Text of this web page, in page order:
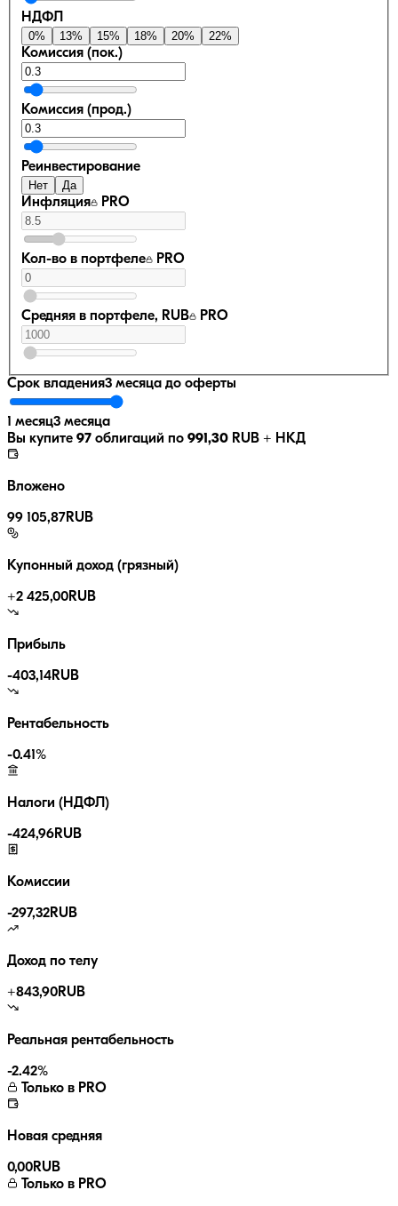
НДФЛ
0% 13% 15% 18% 20% 22%
Комиссия (пок.)
Комиссия (прод.)
Реинвестирование
Нет Да
Инфляция PRO
Кол-во в портфеле PRO
Средняя в портфеле, RUB PRO
Срок владения3 месяца до оферты
1 месяц3 месяца
Вы купите 97 облигаций по 991,30 RUB + НКД
Вложено
99 105,87RUB
Купонный доход (грязный)
+2 425,00RUB
Прибыль
-403,14RUB
Рентабельность
-0.41%
Налоги (НДФЛ)
-424,96RUB
Комиссии
-297,32RUB
Доход по телу
+843,90RUB
Реальная рентабельность
-2.42%
Только в PRO
Новая средняя
0,00RUB
Только в PRO